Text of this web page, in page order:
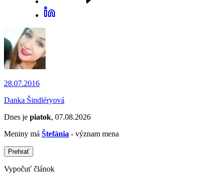
28.07.2016
Danka Šindléryová
Dnes je piatok, 07.08.2026
Meniny má Štefánia - význam mena
Prehrať
Vypočuť článok